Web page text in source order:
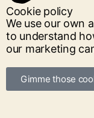
Cookie policy
We use our own
to understand
our marketing
Gimme those